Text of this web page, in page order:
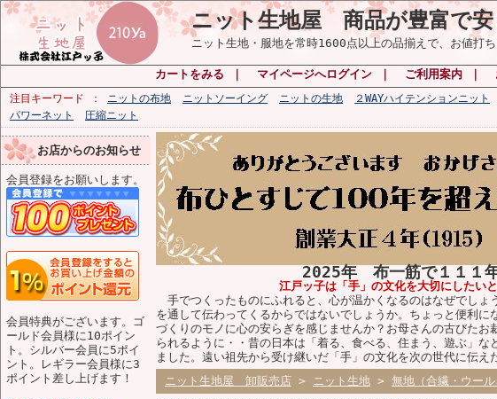
ニット生地屋 商品が豊富で
ニット生地・服地を常時1600点以上の品揃えで、お値打
カートをみる マイページへログイン ご利用案内
注目キーワード ニットの布地 ニットソーイング ニットの生地 ２WAYハイテンションニット
パワーネット
圧縮ニット
お店からのお知らせ
会員登録をお願いします。
会員特典がございます。ゴ
ールド会員様に10ポイン
ト。シルバー会員に5ポイ
ント。レギラー会員様に3
ポイント差し上げます！
2025年 布一筋で１１１
江戸ッ子は「手」の文化を大切にしたい
手でつくったものにふれると、心が温かくなるのはなぜでしょ
を通して伝わってくるからではないでしょうか。ちょっと便利
づくりのモノに心の安らぎを感じませんか？お母さんの古びた
られるように・・昔の日本は「着る、食べる、住まう、遊ぶ」
ました。遠い祖先から受け継いだ「手」の文化を次の世代に伝え
ニット生地屋 卸販売店 > ニット生地 > 無地（合繊・ウール